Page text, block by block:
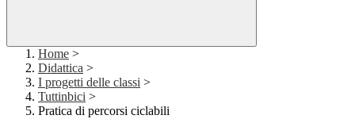
Home >
Didattica >
I progetti delle classi >
Tuttinbici >
Pratica di percorsi ciclabili